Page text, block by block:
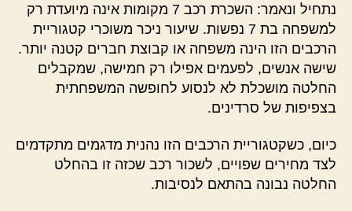
נתחיל ונאמר: השכרת רכב 7 מקומות אינה מיועדת רק
למשפחה בת 7 נפשות. שיעור ניכר משוכרי קטגוריית
הרכבים הזו הינה משפחה או קבוצת חברים קטנה יותר.
שישה אנשים, לפעמים אפילו רק חמישה, שמקבלים
החלטה מושכלת לא לנסוע לחופשה המשפחתית
בצפיפות של סרדינים.
כיום, כשקטגוריית הרכבים הזו נהנית מדגמים מתקדמים
לצד מחירים שפויים, לשכור רכב שכזה זו בהחלט
החלטה נבונה בהתאם לנסיבות.